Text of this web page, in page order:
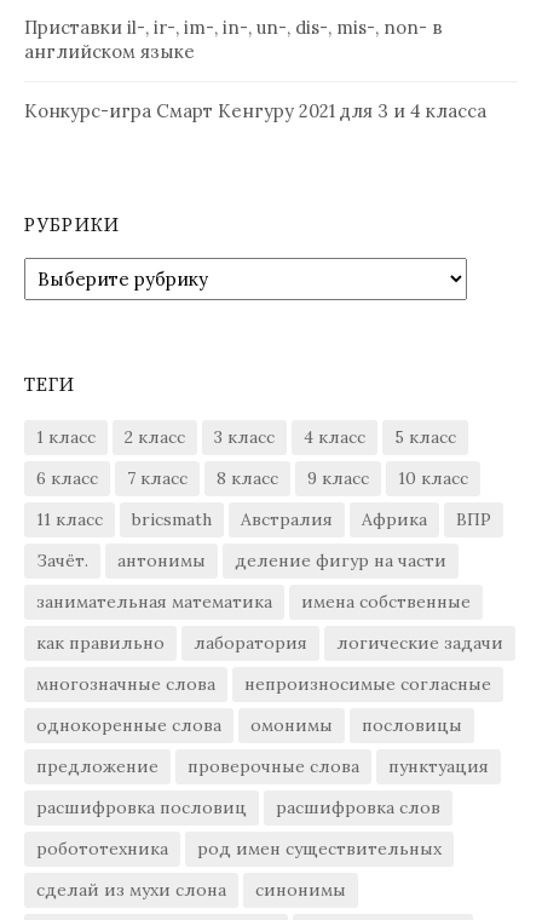
Приставки il-, ir-, im-, in-, un-, dis-, mis-, non- в
английском языке
Конкурс-игра Смарт Кенгуру 2021 для 3 и 4 класса
РУБРИКИ
Рубрики
ТЕГИ
1 класс 2 класс 3 класс 4 класс
5 класс
6 класс
7 класс 8 класс 9 класс
10 класс
11 класс
bricsmath Австралия Африка
ВПР
Зачёт.
антонимы
деление фигур на части
занимательная математика
имена собственные
как правильно
лаборатория
логические задачи
многозначные слова
непроизносимые согласные
однокоренные слова
омонимы
пословицы
предложение
проверочные слова
пунктуация
расшифровка пословиц
расшифровка слов
робототехника
род имен существительных
сделай из мухи слона
синонимы